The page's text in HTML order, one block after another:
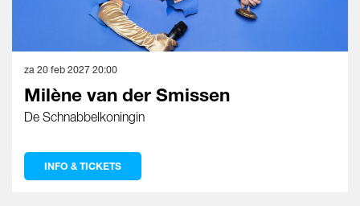
Milène van der Smissen
De Schnabbelkoningin
za 20 feb 2027 20:00
INFO & TICKETS